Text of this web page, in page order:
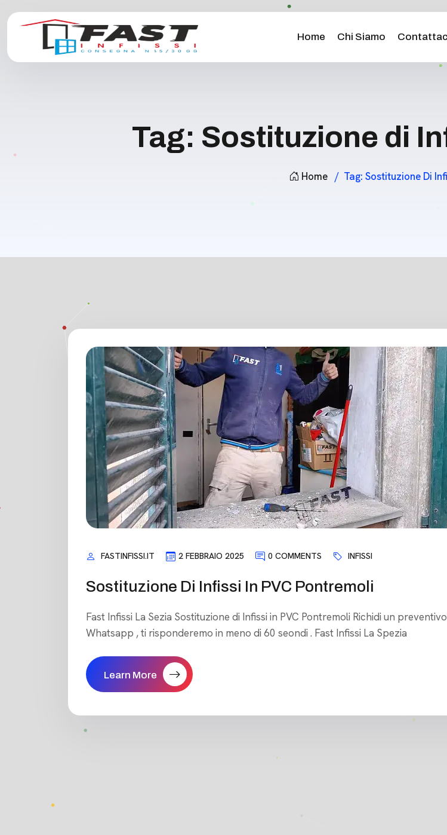
Home Chi Siamo
Tag: Sostituzione di
Home Tag: Sostituzione Di
FASTINFISSI.IT 2 FEBBRAIO 2025 0 COMMENTS INFISSI
Sostituzione Di Infissi In PVC Pontremoli
Fast Infissi La Sezia Sostituzione di Infissi in PVC Pontremoli Richidi un
Whatsapp , ti risponderemo in meno di 60 seondi . Fast Infissi La Spezia
Learn More